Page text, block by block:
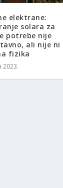
elektrane:
solara za
potrebe nije
ali nije ni
fizika
2023.